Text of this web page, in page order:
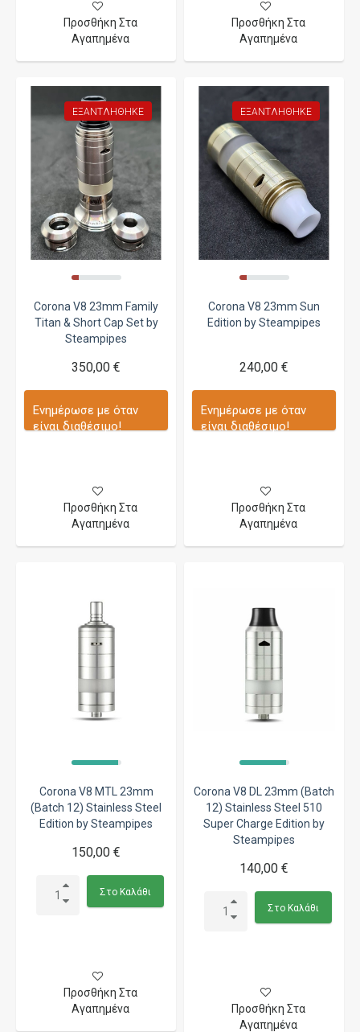
Προσθήκη Στα
Αγαπημένα
Προσθήκη Στα
Αγαπημένα
ΕΞΑΝΤΛΉΘΗΚΕ
Corona V8 23mm Family
Titan & Short Cap Set by
Steampipes
350,00 €
Ενημέρωσε με όταν
είναι διαθέσιμο!
Προσθήκη Στα
Αγαπημένα
ΕΞΑΝΤΛΉΘΗΚΕ
Corona V8 23mm Sun
Edition by Steampipes
240,00 €
Ενημέρωσε με όταν
είναι διαθέσιμο!
Προσθήκη Στα
Αγαπημένα
Corona V8 MTL 23mm
(Batch 12) Stainless Steel
Edition by Steampipes
150,00 €
Στο Καλάθι
Προσθήκη Στα
Αγαπημένα
Corona V8 DL 23mm (Batch
12) Stainless Steel 510
Super Charge Edition by
Steampipes
140,00 €
Στο Καλάθι
Προσθήκη Στα
Αγαπημένα